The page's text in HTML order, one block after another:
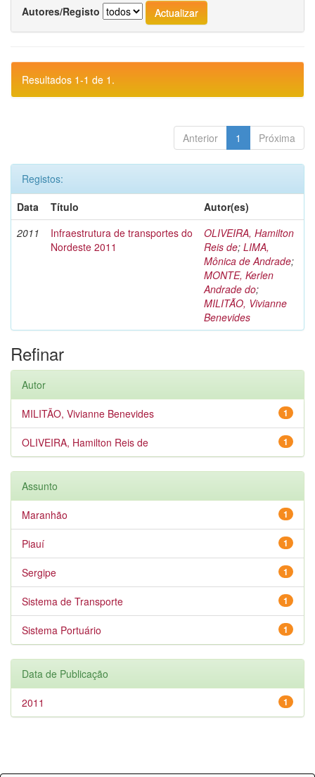
Autores/Registo
Resultados 1-1 de 1.
Anterior 1 Próxima
Registos:
Data
Título
Autor(es)
2011
Infraestrutura de transportes do
Nordeste 2011
OLIVEIRA, Hamilton
Reis de; LIMA,
Mônica de Andrade;
MONTE, Kerlen
Andrade do;
MILITÃO, Vivianne
Benevides
Refinar
Autor
1
MILITÃO, Vivianne Benevides
1
OLIVEIRA, Hamilton Reis de
Assunto
1
Maranhão
1
Piauí
1
Sergipe
1
Sistema de Transporte
1
Sistema Portuário
Data de Publicação
1
2011